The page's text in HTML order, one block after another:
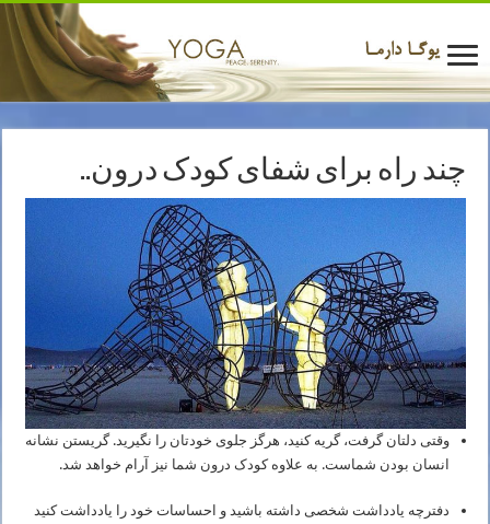
چند راه برای شفای کودک درون..
وقتی دلتان گرفت، گریه کنید، هرگز جلوی خودتان را نگیرید. گریستن نشانه
انسان بودن شماست. به علاوه کودک درون شما نیز آرام خواهد شد.
دفترچه یادداشت شخصی داشته باشید و احساسات خود را یادداشت کنید